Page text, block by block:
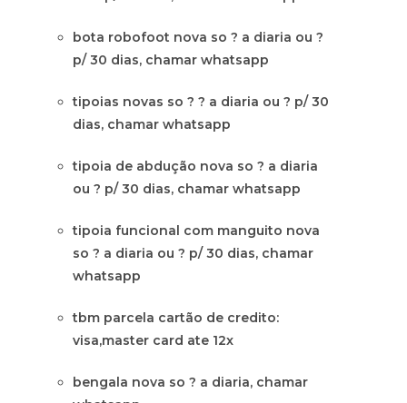
bota robofoot nova so ? a diaria ou ?
p/ 30 dias, chamar whatsapp
tipoias novas so ? ? a diaria ou ? p/ 30
dias, chamar whatsapp
tipoia de abdução nova so ? a diaria
ou ? p/ 30 dias, chamar whatsapp
tipoia funcional com manguito nova
so ? a diaria ou ? p/ 30 dias, chamar
whatsapp
tbm parcela cartão de credito:
visa,master card ate 12x
bengala nova so ? a diaria, chamar